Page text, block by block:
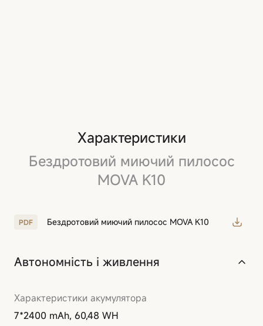
Характеристики
Бездротовий миючий пилосос
MOVA K10
Бездротовий миючий пилосос MOVA K10
Автономність і живлення
Характеристики акумулятора
7*2400 mAh, 60,48 WH